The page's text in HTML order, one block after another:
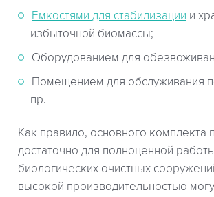
Емкостями для стабилизации и
избыточной биомассы;
Оборудованием для
Помещением для обслуживания
пр.
Как правило, основного комплекта
достаточно для полноценной
биологических очистных
высокой производительностью